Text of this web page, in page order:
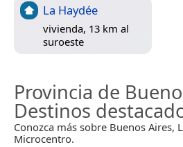
La Haydée
vivienda, 13 km al
suroeste
Provincia de
Destinos
Conozca más sobre Buenos Aires,
Microcentro.